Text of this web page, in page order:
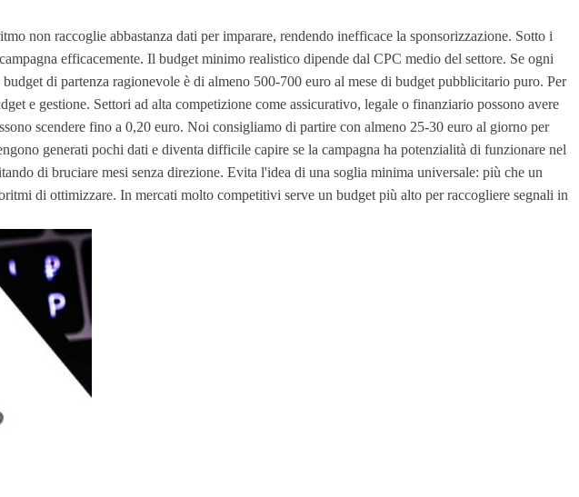
non raccoglie abbastanza dati per imparare, rendendo inefficace la sponsorizzazione. Sotto i
efficacemente. Il budget minimo realistico dipende dal CPC medio del settore. Se ogni
di partenza ragionevole è di almeno 500-700 euro al mese di budget pubblicitario puro. Per
e gestione. Settori ad alta competizione come assicurativo, legale o finanziario possono avere
scendere fino a 0,20 euro. Noi consigliamo di partire con almeno 25-30 euro al giorno per
generati pochi dati e diventa difficile capire se la campagna ha potenzialità di funzionare nel
di bruciare mesi senza direzione. Evita l'idea di una soglia minima universale: più che un
di ottimizzare. In mercati molto competitivi serve un budget più alto per raccogliere segnali in